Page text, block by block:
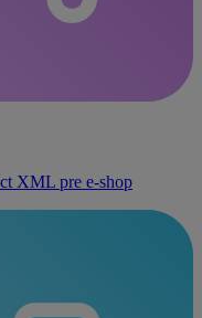
XML pre e‑shop